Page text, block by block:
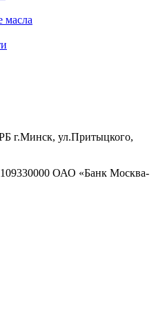
масла
г.Минск, ул.Притыцкого,
ОАО «Банк Москва-